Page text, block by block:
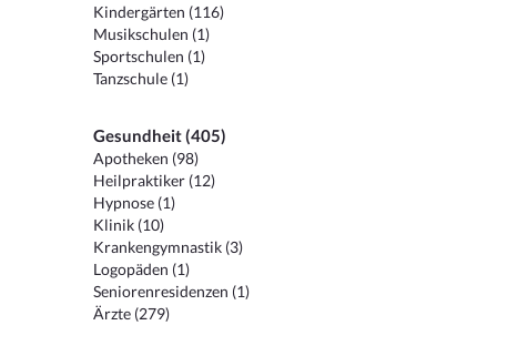
Kindergärten (116)
Musikschulen (1)
Sportschulen (1)
Tanzschule (1)
Gesundheit (405)
Apotheken (98)
Heilpraktiker (12)
Hypnose (1)
Klinik (10)
Krankengymnastik (3)
Logopäden (1)
Seniorenresidenzen (1)
Ärzte (279)